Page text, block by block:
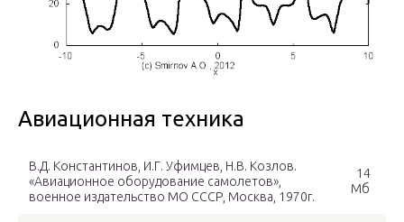
Авиационная техника
В.Д. Константинов, И.Г. Уфимцев, Н.В. Козлов.
«Авиационное оборудование самолетов»,
военное издательство МО СССР, Москва, 1970г.
14
Мб